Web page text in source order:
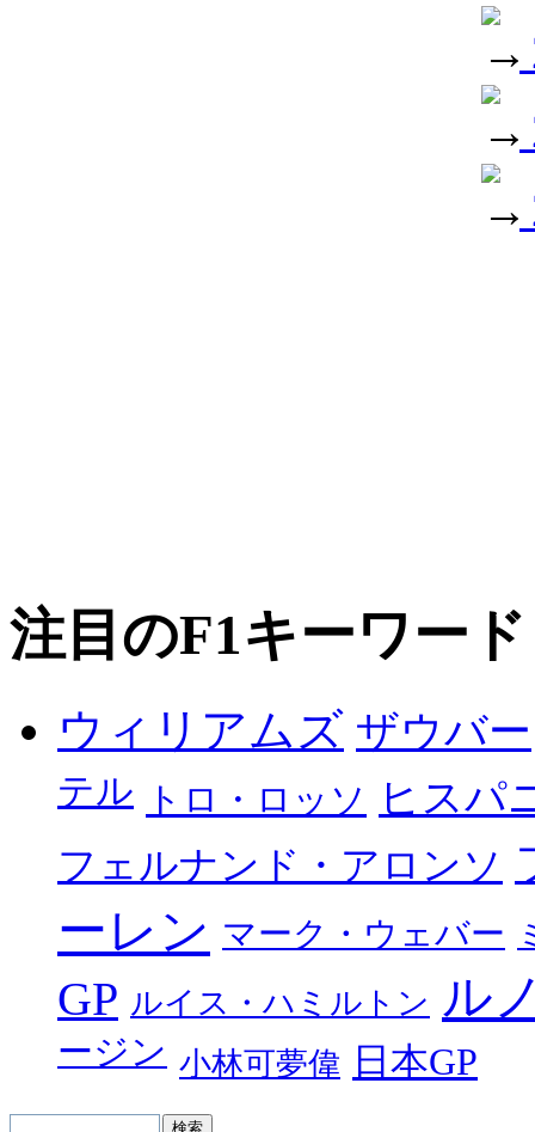
注目のF1キーワード
ウィリアムズ ザウバー
テル トロ・ロッソ ヒスパ
フェルナンド・アロンソ
ーレン マーク・ウェバー
GP ルイス・ハミルトン ル
ージン 小林可夢偉 日本GP